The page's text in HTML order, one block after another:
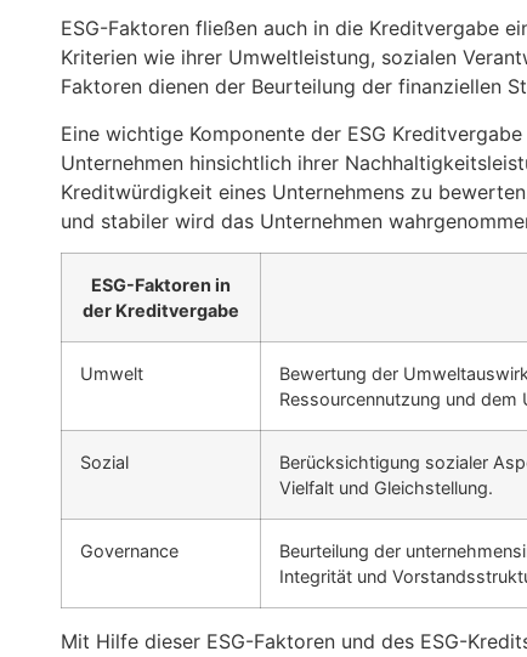
ESG-Faktoren fließen auch in die Kreditvergabe
Kriterien wie ihrer Umweltleistung, sozialen
Faktoren dienen der Beurteilung der finanziellen
Eine wichtige Komponente der ESG
Unternehmen hinsichtlich ihrer
Kreditwürdigkeit eines Unternehmens zu
und stabiler wird das Unternehmen
ESG-Faktoren in
der Kreditvergabe
Umwelt
Bewertung der
Ressourcennutzung und dem
Sozial
Berücksichtigung sozialer
Vielfalt und Gleichstellung.
Governance
Beurteilung der
Integrität und
Mit Hilfe dieser ESG-Faktoren und des ESG-